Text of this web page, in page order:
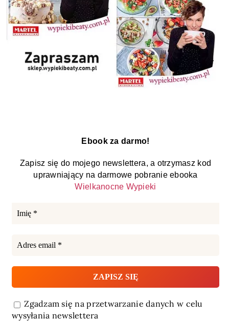
Ebook za darmo!
Zapisz się do mojego newslettera, a otrzymasz kod
uprawniający na darmowe pobranie ebooka
Wielkanocne Wypieki
Zgadzam się na przetwarzanie danych w celu
wysyłania newslettera